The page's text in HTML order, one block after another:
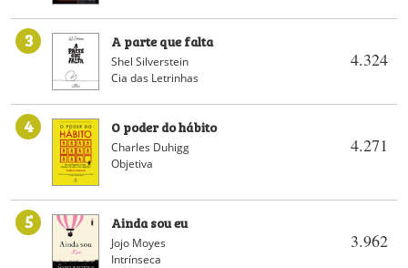
3
4.324
A parte que falta
Shel Silverstein
Cia das Letrinhas
4
4.271
O poder do hábito
Charles Duhigg
Objetiva
5
3.962
Ainda sou eu
Jojo Moyes
Intrínseca